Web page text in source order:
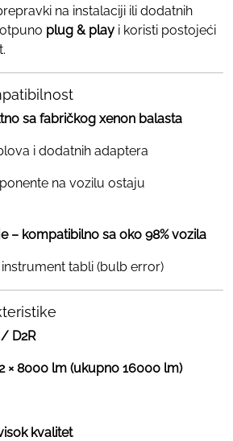
na instalaciji ili dodatnih
plug & play i koristi postojeći
sa fabričkog xenon balasta
i dodatnih adaptera
na vozilu ostaju
– kompatibilno sa oko 98% vozila
tabli (bulb error)
/ D2R
× 8000 lm (ukupno 16000 lm)
kvalitet